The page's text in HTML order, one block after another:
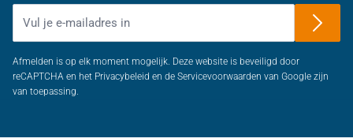
Afmelden is op elk moment mogelijk. Deze website is beveiligd door
reCAPTCHA en het Privacybeleid en de Servicevoorwaarden van Google zijn
van toepassing.